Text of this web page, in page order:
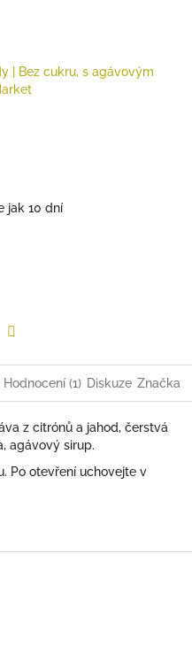
| Bez cukru, s agávovým
jak 10 dní
Hodnocení (1) Diskuze Značka
z citrónů a jahod, čerstvá
agávový sirup.
Po otevření uchovejte v